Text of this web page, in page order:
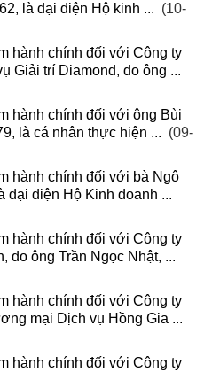
là đại diện Hộ kinh ... (10-
hành chính đối với Công ty
Giải trí Diamond, do ông ...
hành chính đối với ông Bùi
là cá nhân thực hiện ... (09-
hành chính đối với bà Ngô
đại diện Hộ Kinh doanh ...
hành chính đối với Công ty
do ông Trần Ngọc Nhật, ...
hành chính đối với Công ty
mại Dịch vụ Hồng Gia ...
hành chính đối với Công ty